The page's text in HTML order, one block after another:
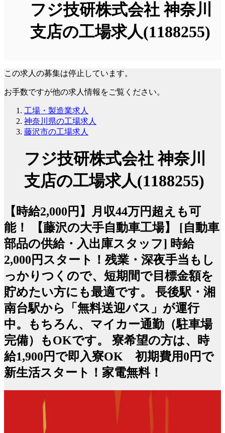
フジ技研株式会社 神奈川
支店の工場求人(1188255)
この求人の募集は停止しています。
お手数ですが他の求人情報をご覧ください。
工場・製造業求人
神奈川県の工場求人
藤沢市の工場求人
フジ技研株式会社 神奈川
支店の工場求人(1188255)
【時給2,000円】月収44万円超えも可
能！ 【藤沢の大手自動車工場】 [自動車
部品の供給・入出庫スタッフ] 時給
2,000円スタート！残業・深夜手当もし
っかりつくので、短期間で目標金額を
貯めたい方にも最適です。 長後駅・湘
南台駅から「無料送迎バス」が運行
中。もちろん、マイカー通勤（駐車場
完備）もOKです。 寮希望の方は、時
給1,900円で即入寮OK 初期費用0円で
新生活スタート！家電無料！